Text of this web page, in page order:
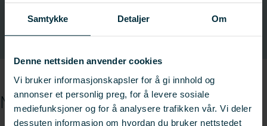
Samtykke Detaljer Om
Denne nettsiden anvender cookies
Vi bruker informasjonskapsler for å gi innhold og
annonser et personlig preg, for å levere sosiale
mediefunksjoner og for å analysere trafikken vår. Vi deler
dessuten informasjon om hvordan du bruker nettstedet
Prosjektnummer: 900329
Medieomtale